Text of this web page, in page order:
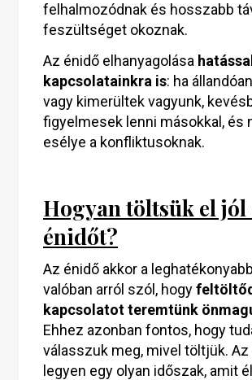
felhalmozódnak és hosszabb
feszültséget okoznak.
Az énidő elhanyagolása
kapcsolatainkra is: ha
vagy kimerültek vagyunk,
figyelmesek lenni másokkal, és
esélye a konfliktusoknak.
Hogyan töltsük el jól
énidőt?
Az énidő akkor a
valóban arról szól, hogy
kapcsolatot teremtünk
Ehhez azonban fontos, hogy
válasszuk meg, mivel töltjük. Az
legyen egy olyan időszak, amit